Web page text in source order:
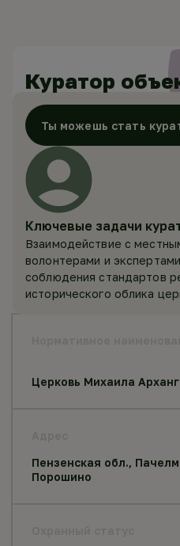
Церковь Михаила
Пензенская обл.,
Порошино
Куратор
Ты можешь стать
Ключевые задачи
Взаимодействие с
волонтерами и
соблюдения стандартов
исторического облика